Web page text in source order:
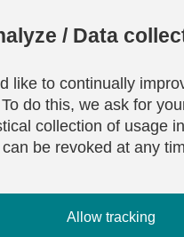
/ Data
like to continually
do this, we ask for
collection of usage
be revoked at any
Allow tracking